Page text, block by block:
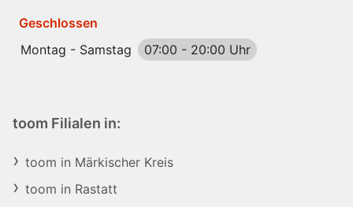
Geschlossen
Montag - Samstag
07:00 - 20:00 Uhr
toom Filialen in:
toom in Märkischer Kreis
toom in Rastatt